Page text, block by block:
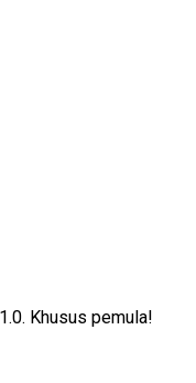
Khusus pemula!